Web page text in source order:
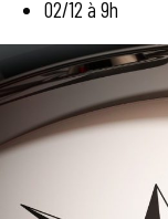
02/12 à 9h